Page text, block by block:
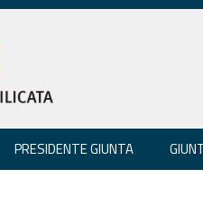
PRESIDENTE GIUNTA